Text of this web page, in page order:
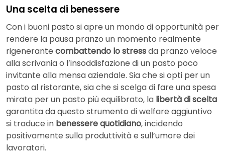
Una scelta di benessere
Con i buoni pasto si apre un mondo di opportunità per
rendere la pausa pranzo un momento realmente
rigenerante combattendo lo stressda pranzo veloce
alla scrivania o l’insoddisfazione di un pasto poco
invitante alla mensa aziendale. Sia che si opti per un
pasto al ristorante, sia che si scelga di fare una spesa
mirata per un pasto più equilibrato, la libertà di scelta
garantita da questo strumento di welfare aggiuntivo
si traduce in benessere quotidiano, incidendo
positivamente sulla produttività e sull’umore dei
lavoratori.